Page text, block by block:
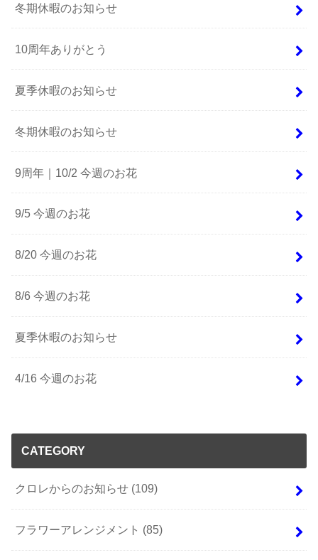
冬期休暇のお知らせ
10周年ありがとう
夏季休暇のお知らせ
冬期休暇のお知らせ
9周年｜10/2 今週のお花
9/5 今週のお花
8/20 今週のお花
8/6 今週のお花
夏季休暇のお知らせ
4/16 今週のお花
CATEGORY
クロレからのお知らせ (109)
フラワーアレンジメント (85)